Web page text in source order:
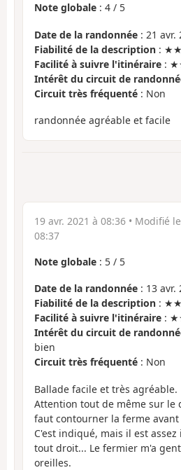
Note globale : 4 / 5
Date de la randonnée : 21 avr.
Fiabilité de la description :
Facilité à suivre l'itinéraire :
Intérêt du circuit de
Circuit très fréquenté : Non
randonnée agréable et facile
19 avr. 2021 à 08:36 • Modifié
08:37
Note globale : 5 / 5
Date de la randonnée : 13 avr.
Fiabilité de la description :
Facilité à suivre l'itinéraire :
Intérêt du circuit de
bien
Circuit très fréquenté : Non
Ballade facile et très agréable.
Attention tout de même sur le
faut contourner la ferme
C'est indiqué, mais il est
tout droit... Le fermier m'a
oreilles.